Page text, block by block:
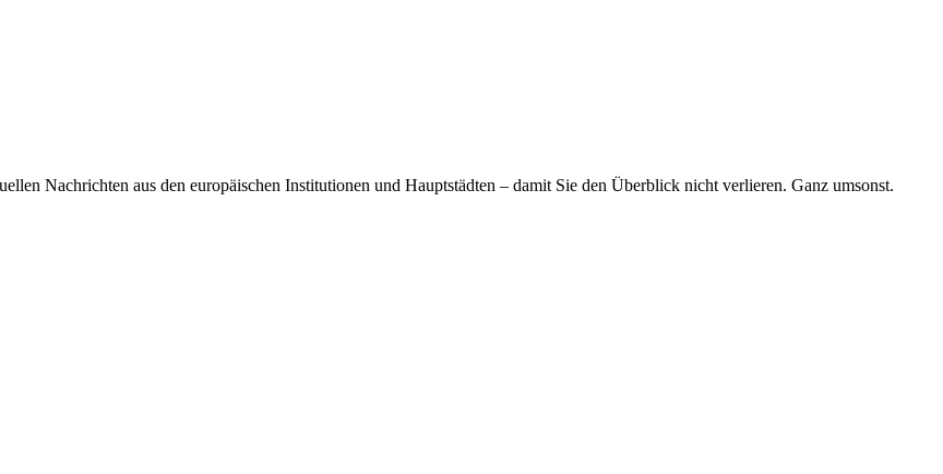
Nachrichten aus den europäischen Institutionen und Hauptstädten – damit Sie den Überblick nicht verlieren. Ganz umsonst.